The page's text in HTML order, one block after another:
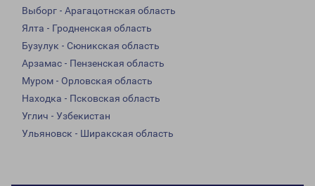
Выборг - Арагацотнская область
Ялта - Гродненская область
Бузулук - Сюникская область
Арзамас - Пензенская область
Муром - Орловская область
Находка - Псковская область
Углич - Узбекистан
Ульяновск - Ширакская область